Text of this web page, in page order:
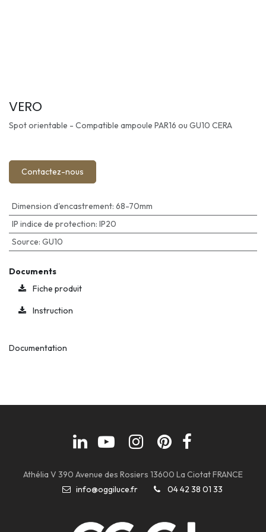
VERO
Spot orientable - Compatible ampoule PAR16 ou GU10 CERA
Contactez-nous
Dimension d'encastrement: 68-70mm
IP indice de protection: IP20
Source: GU10
Documents
Fiche produit
Instruction
Documentation
Athélia V 390 Avenue des Rosiers 13600 La Ciotat FRANCE
info@oggiluce.fr
04 42 38 01 33